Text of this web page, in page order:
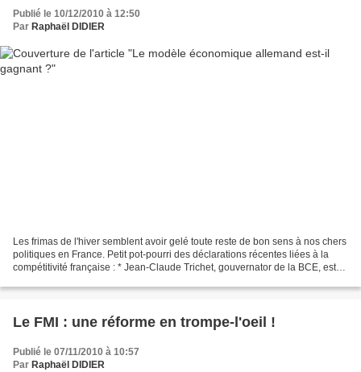
Publié le 10/12/2010 à 12:50
Par Raphaël DIDIER
Les frimas de l'hiver semblent avoir gelé toute reste de bon sens à nos chers
politiques en France. Petit pot-pourri des déclarations récentes liées à la
compétitivité française : * Jean-Claude Trichet, gouvernator de la BCE, est
Le FMI : une réforme en trompe-l'oeil !
Publié le 07/11/2010 à 10:57
Par Raphaël DIDIER